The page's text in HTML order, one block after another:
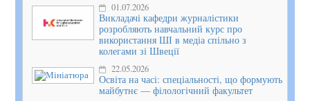
01.07.2026
Викладачі кафедри журналістики
розробляють навчальний курс про
використання ШІ в медіа спільно з
колегами зі Швеції
22.05.2026
Освіта на часі: спеціальності, що формують
майбутнє — філологічний факультет